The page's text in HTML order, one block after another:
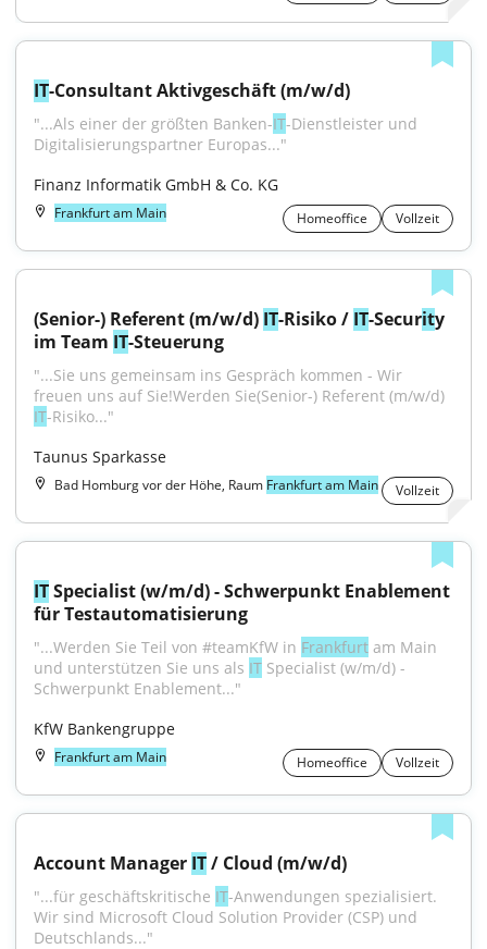
IT-Consultant Aktivgeschäft (m/w/d)
"...Als einer der größten Banken-IT-Dienstleister und
Digitalisierungspartner Europas..."
Finanz Informatik GmbH & Co. KG
Frankfurt am Main Homeoffice Vollzeit
(Senior-) Referent (m/w/d) IT-Risiko / IT-Security
im Team IT-Steuerung
"...Sie uns gemeinsam ins Gespräch kommen - Wir
IT-Risiko..."
Taunus Sparkasse
Bad Homburg vor der Höhe, Raum Frankfurt am Main Vollzeit
IT Specialist (w/m/d) - Schwerpunkt Enablement
für Testautomatisierung
"...Werden Sie Teil von #teamKfW in Frankfurt am Main
und unterstützen Sie uns als IT Specialist (w/m/d) -
Schwerpunkt Enablement..."
KfW Bankengruppe
Frankfurt am Main Homeoffice Vollzeit
Account Manager IT / Cloud (m/w/d)
"...für geschäftskritische IT-Anwendungen spezialisiert.
Wir sind Microsoft Cloud Solution Provider (CSP) und
Deutschlands..."